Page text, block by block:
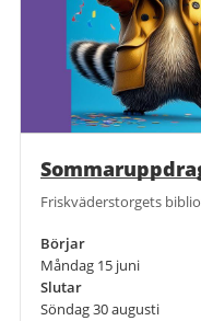
Friskväderstorgets
Börjar
Måndag 15 juni
Slutar
Söndag 30 augusti